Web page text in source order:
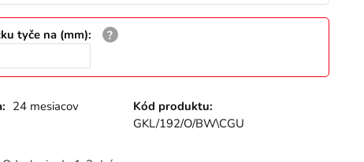
tyče na (mm):
24 mesiacov
Kód produktu:
GKL/192/O/BW\CGU